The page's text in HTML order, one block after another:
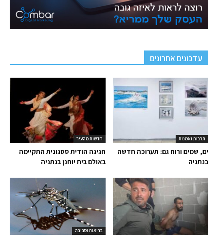
עדכונים אחרונים
חדשות מהעיר
חגיגה הודית ססגונית התקיימה
באולם בית יוחנן בנתניה
תרבות ואמנות
ים, שמים ורוח גם: תערוכה חדשה
בנתניה
בריאות וסביבה